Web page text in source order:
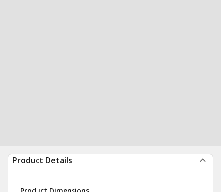
Product Details